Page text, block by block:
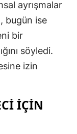
ayrışmalar
bugün ise
bir
söyledi.
izin
İÇIN